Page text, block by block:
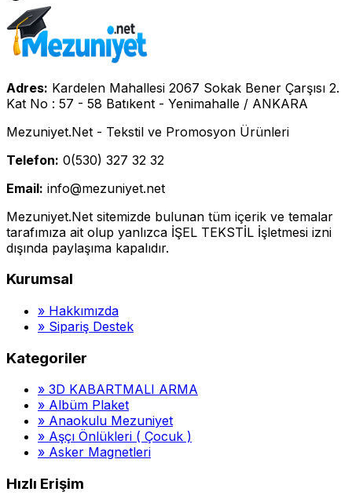
Adres: Kardelen Mahallesi 2067 Sokak Bener Çarşısı 2.
Kat No : 57 - 58 Batıkent - Yenimahalle / ANKARA
Mezuniyet.Net - Tekstil ve Promosyon Ürünleri
Telefon: 0(530) 327 32 32
Email: info@mezuniyet.net
Mezuniyet.Net sitemizde bulunan tüm içerik ve temalar
tarafımıza ait olup yanlızca İŞEL TEKSTİL İşletmesi izni
dışında paylaşıma kapalıdır.
Kurumsal
» Hakkımızda
» Sipariş Destek
Kategoriler
» 3D KABARTMALI ARMA
» Albüm Plaket
» Anaokulu Mezuniyet
» Aşçı Önlükleri ( Çocuk )
» Asker Magnetleri
Hızlı Erişim